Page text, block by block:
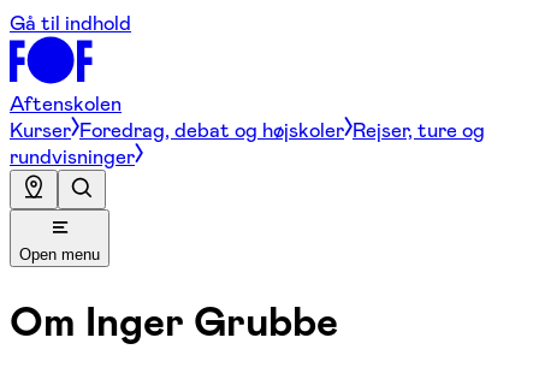
Gå til indhold
Aftenskolen
Kurser Foredrag, debat og højskoler Rejser, ture og
rundvisninger
Open menu
Om Inger Grubbe